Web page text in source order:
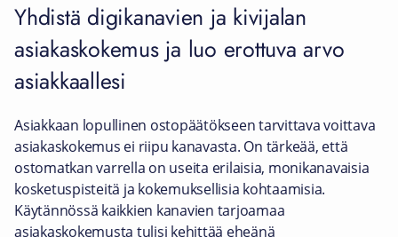
Yhdistä digikanavien ja kivijalan
asiakaskokemus ja luo erottuva arvo
asiakkaallesi
Asiakkaan lopullinen ostopäätökseen tarvittava voittava
asiakaskokemus ei riipu kanavasta. On tärkeää, että
ostomatkan varrella on useita erilaisia, monikanavaisia
kosketuspisteitä ja kokemuksellisia kohtaamisia.
Käytännössä kaikkien kanavien tarjoamaa
asiakaskokemusta tulisi kehittää eheänä